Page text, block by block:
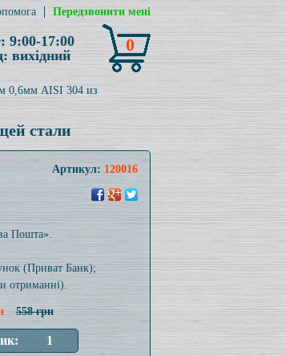
Передзвонити мені
9:00-17:00
вихідний
0
0,6мм AISI 304 из
стали
Артикул:120016
Пошта».
(Приват Банк);
отриманні).
558 грн